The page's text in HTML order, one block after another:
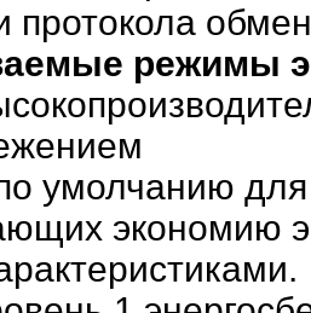
протокола
режимы
умолчанию для
экономию